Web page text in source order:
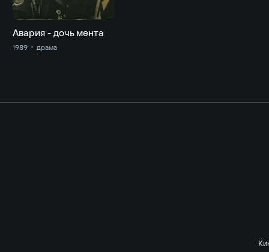
Авария - дочь мента
1989 драма